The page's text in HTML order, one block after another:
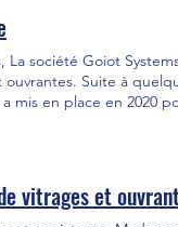
La société Goiot
Suite à
mis en place en 2020
vitrages et